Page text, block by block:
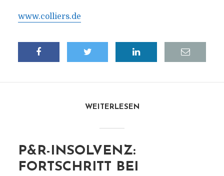
www.colliers.de
WEITERLESEN
P&R-INSOLVENZ:
FORTSCHRITT BEI